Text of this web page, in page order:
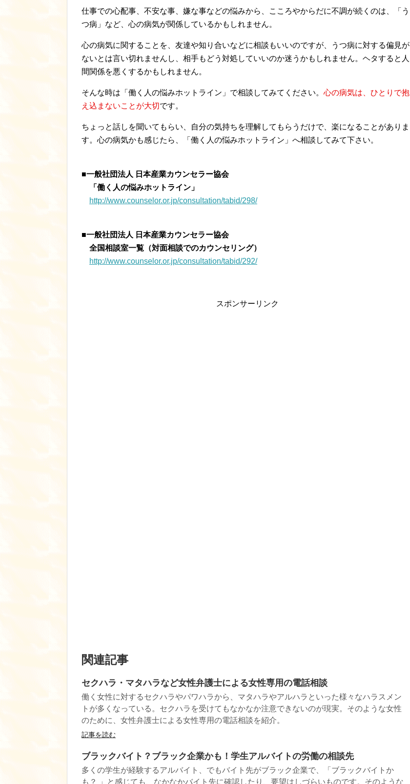
仕事での心配事、不安な事、嫌な事などの悩みから、こころやからだに不調が続くのは、「う
つ病」など、心の病気が関係しているかもしれません。
心の病気に関することを、友達や知り合いなどに相談もいいのですが、うつ病に対する偏見が
ないとは言い切れませんし、相手もどう対処していいのか迷うかもしれません。ヘタすると人
間関係を悪くするかもしれません。
そんな時は「働く人の悩みホットライン」で相談してみてください。 心の病気は、ひとりで抱
え込まないことが大切です。
ちょっと話しを聞いてもらい、自分の気持ちを理解してもらうだけで、楽になることがありま
す。心の病気かも感じたら、「働く人の悩みホットライン」へ相談してみて下さい。
■一般社団法人 日本産業カウンセラー協会
「働く人の悩みホットライン」
http://www.counselor.or.jp/consultation/tabid/298/
■一般社団法人 日本産業カウンセラー協会
全国相談室一覧（対面相談でのカウンセリング）
http://www.counselor.or.jp/consultation/tabid/292/
スポンサーリンク
関連記事
セクハラ・マタハラなど女性弁護士による女性専用の電話相談
働く女性に対するセクハラやパワハラから、マタハラやアルハラといった様々なハラスメン
トが多くなっている。セクハラを受けてもなかなか注意できないのが現実。そのような女性
のために、女性弁護士による女性専用の電話相談を紹介。
記事を読む
ブラックバイト？ブラック企業かも！学生アルバイトの労働の相談先
多くの学生が経験するアルバイト、でもバイト先がブラック企業で、「ブラックバイトか
も？ 」と感じても、なかなかバイト先に確認したり、要望はしづらいものです。そのような